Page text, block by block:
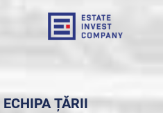
ȚĂRII